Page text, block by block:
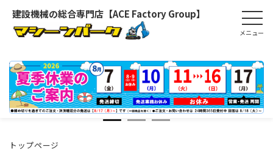
建設機械の総合専門店【ACE Factory Group】
トップページ